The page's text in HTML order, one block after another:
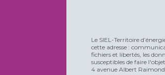
Le SIEL-Territoire
cette adresse :
fichiers et libertés, les
susceptibles de faire
4 avenue Albert